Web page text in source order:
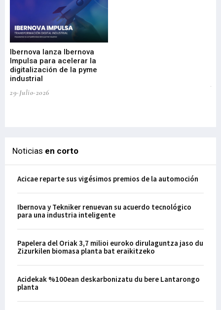
Ibernova lanza Ibernova
Impulsa para acelerar la
digitalización de la pyme
industrial
29-Julio-2026
Noticias en corto
Acicae reparte sus vigésimos premios de la automoción
Ibernova y Tekniker renuevan su acuerdo tecnológico
para una industria inteligente
Papelera del Oriak 3,7 milioi euroko dirulaguntza jaso du
Zizurkilen biomasa planta bat eraikitzeko
Acidekak %100ean deskarbonizatu du bere Lantarongo
planta